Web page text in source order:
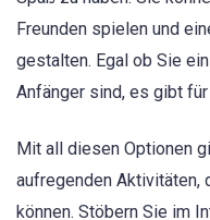
Freunden spielen und
gestalten. Egal ob Sie
Anfänger sind, es gibt
Mit all diesen Optionen
aufregenden Aktivitäten,
können. Stöbern Sie im